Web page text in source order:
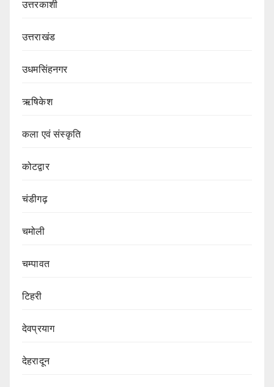
उत्तरकाशी
उत्तराखंड
उधमसिंहनगर
ऋषिकेश
कला एवं संस्कृति
कोटद्वार
चंडीगढ़
चमोली
चम्पावत
टिहरी
देवप्रयाग
देहरादून